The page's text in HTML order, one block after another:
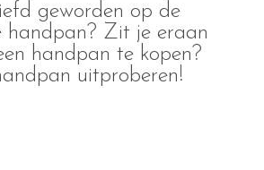
geworden op de
handpan? Zit je eraan
handpan te kopen?
uitproberen!